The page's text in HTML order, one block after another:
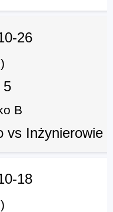
26
5
B
vs Inżynierowie
18